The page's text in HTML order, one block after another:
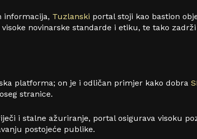
informacija, Tuzlanski portal stoji kao bastion
novinarske standarde i etiku, te tako
platforma; on je i odličan primjer kako dobra
stranice.
i stalne ažuriranje, portal osigurava visoku
postojeće publike.